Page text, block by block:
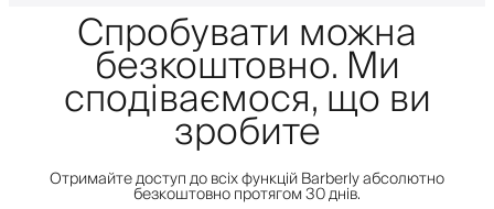
Спробувати можна
безкоштовно. Ми
сподіваємося, що ви
зробите
Отримайте доступ до всіх функцій Barberly абсолютно
безкоштовно протягом 30 днів.